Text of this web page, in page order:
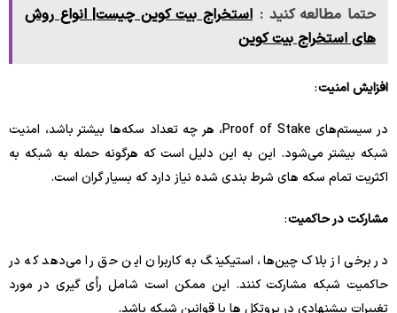
حتما مطالعه کنید : استخراج بيت كوين چیست| انواع روش
هاى استخراج بيت كوين
افزایش امنیت:
در سیستم‌های Proof of Stake، هر چه تعداد سکه‌ها بیشتر باشد، امنیت
شبکه بیشتر می‌شود. این به این دلیل است که هرگونه حمله به شبکه به
اکثریت تمام سکه های شرط بندی شده نیاز دارد که بسیار گران است.
مشارکت در حاکمیت:
در برخی از بلاک چین‌ها، استیکینگ به کاربران این حق را می‌دهد که در
حاکمیت شبکه مشارکت کنند. این ممکن است شامل رأی گیری در مورد
تغییرات پیشنهادی در پروتکل ها یا قوانین شبکه باشد.